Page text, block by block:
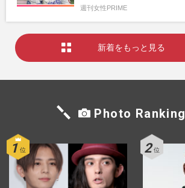
週刊女性PRIME
新着をもっと見る
Photo Ranking